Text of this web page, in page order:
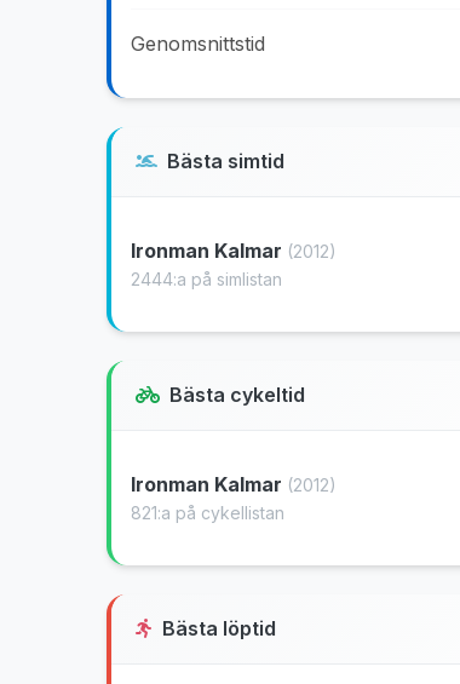
Genomsnittstid
Bästa simtid
Ironman Kalmar (2012)
2444:a på simlistan
Bästa cykeltid
Ironman Kalmar (2012)
821:a på cykellistan
Bästa löptid